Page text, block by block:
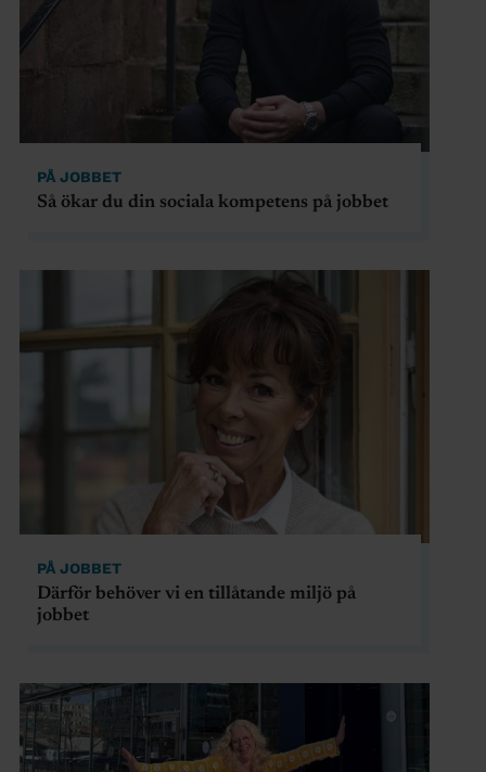
PÅ JOBBET
Så ökar du din sociala kompetens på jobbet
PÅ JOBBET
Därför behöver vi en tillåtande miljö på
jobbet